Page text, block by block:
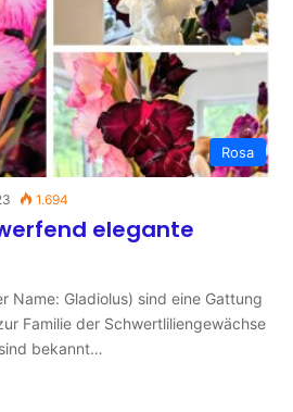
Rosa
1.694
elegante
Name: Gladiolus) sind eine Gattung
Familie der Schwertliliengewächse
bekannt…